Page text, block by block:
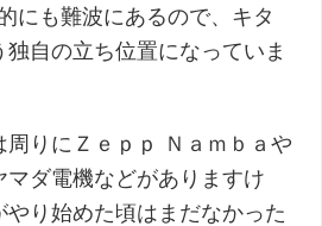
にも難波にあるので、キタ
自の立ち位置になっていま
りにＺｅｐｐ Ｎａｍｂａや
ダ電機などがありますけ
やり始めた頃はまだなかった